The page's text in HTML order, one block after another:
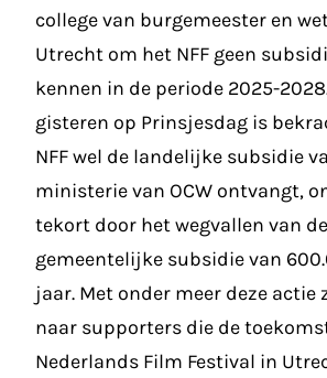
college van burgemeester en
Utrecht om het NFF geen
kennen in de periode 2025-
gisteren op Prinsjesdag is
NFF wel de landelijke subsidie
ministerie van OCW ontvangt,
tekort door het wegvallen van
gemeentelijke subsidie van
jaar. Met onder meer deze actie
naar supporters die de
Nederlands Film Festival in